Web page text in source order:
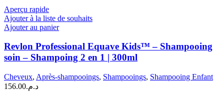
page à
Aperçu rapide
Ajouter à la liste de souhaits
Ajouter au panier
Revlon Professional Equave Kids™ – Shampooing
soin – Shampoing 2 en 1 | 300ml
Cheveux, Après-shampooings, Shampooings, Shampooing Enfant
د.م.156.00